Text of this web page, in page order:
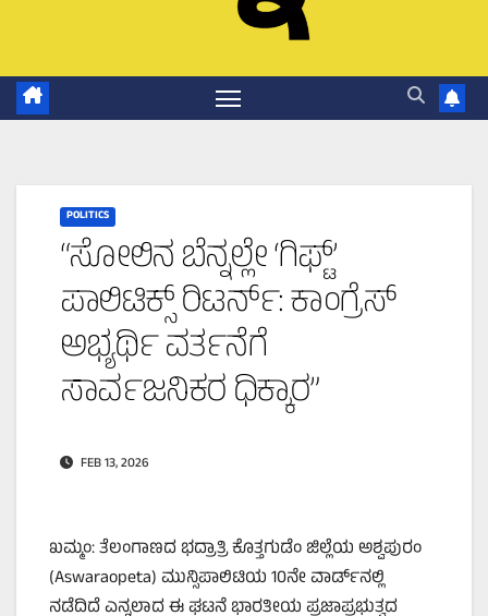
POLITICS
“ಸೋಲಿನ ಬೆನ್ನಲ್ಲೇ ‘ಗಿಫ್ಟ್’
ಪಾಲಿಟಿಕ್ಸ್ ರಿಟರ್ನ್: ಕಾಂಗ್ರೆಸ್
ಅಭ್ಯರ್ಥಿ ವರ್ತನೆಗೆ
ಸಾರ್ವಜನಿಕರ ಧಿಕ್ಕಾರ”
FEB 13, 2026
ಖಮ್ಮಂ: ತೆಲಂಗಾಣದ ಭದ್ರಾತ್ರಿ ಕೊತ್ತಗುಡೆಂ ಜಿಲ್ಲೆಯ ಅಶ್ವಪುರಂ
(Aswaraopeta) ಮುನ್ಸಿಪಾಲಿಟಿಯ 10ನೇ ವಾರ್ಡ್‌ನಲ್ಲಿ
ನಡೆದಿದೆ ಎನ್ನಲಾದ ಈ ಘಟನೆ ಭಾರತೀಯ ಪ್ರಜಾಪ್ರಭುತ್ವದ